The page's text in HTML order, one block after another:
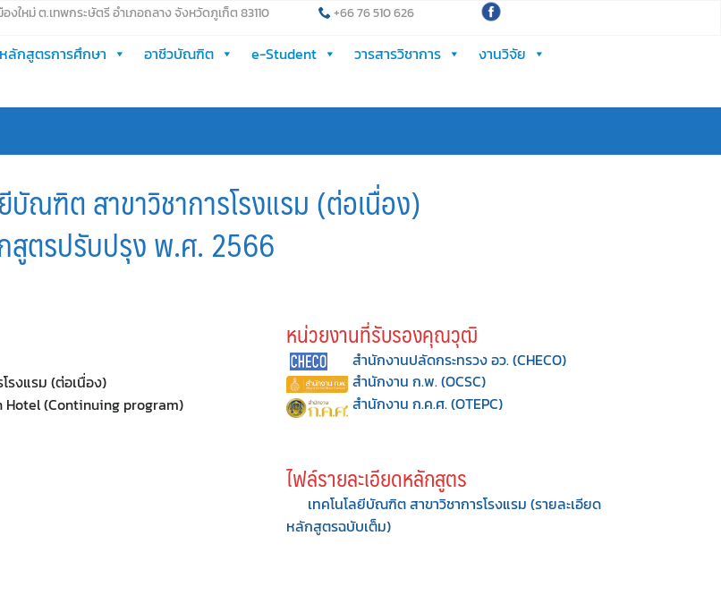
งใหม่ ต.เทพกระษัตรี อำเภอถลาง จังหวัดภูเก็ต 83110 +66 76 510 626
หลักสูตรการศึกษา อาชีวบัณฑิต e-Student วารสารวิชาการ
งานวิจัย
บัณฑิต สาขาวิชาการโรงแรม (ต่อเนื่อง)
สูตรปรับปรุง พ.ศ. 2566
หน่วยงานที่รับรองคุณวุฒิ
รงแรม (ต่อเนื่อง)
Hotel (Continuing program)
สำนักงานปลัดกระทรวง อว. (CHECO)
สำนักงาน ก.พ. (OCSC)
สำนักงาน ก.ค.ศ. (OTEPC)
ไฟล์รายละเอียดหลักสูตร
เทคโนโลยีบัณฑิต สาขาวิชาการโรงแรม (รายละเอียด
หลักสูตรฉบับเต็ม)